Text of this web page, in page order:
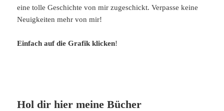
eine tolle Geschichte von mir zugeschickt. Verpasse keine
Neuigkeiten mehr von mir!
Einfach auf die Grafik klicken!
Hol dir hier meine Bücher